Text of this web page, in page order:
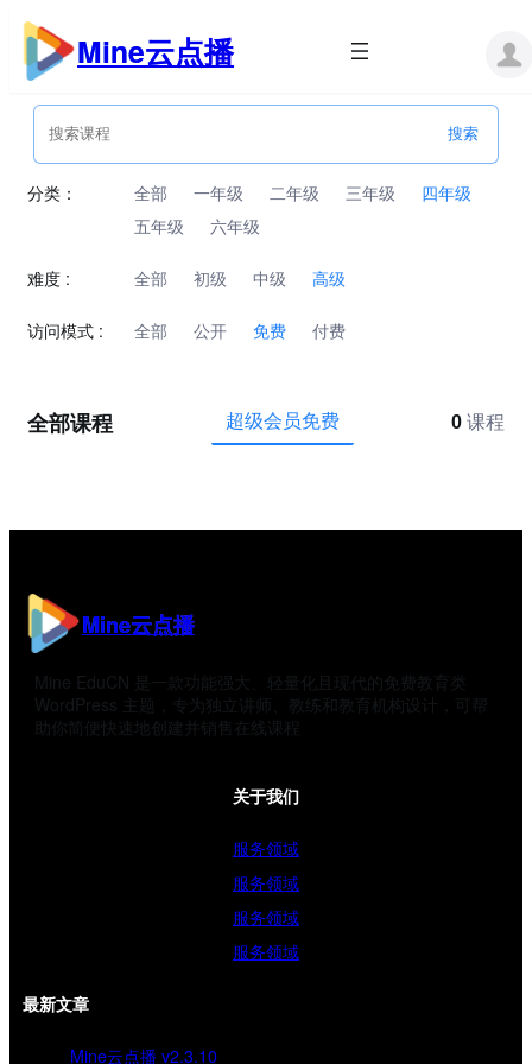
跳
内
Mine云点播
分类： 全部 一年级 二年级 三年级
四年级
五年级
六年级
难度 : 全部 初级 中级 高级
访问模式 : 全部 公开 免费 付费
全部课程 超级会员免费 0 课程
Mine云点播
Mine EduCN 是一款功能强大、轻量化且现代的免费教育类
WordPress 主题，专为独立讲师、教练和教育机构设计，可帮
助你简便快速地创建并销售在线课程
关于我们
服务领域
服务领域
服务领域
服务领域
最新文章
Mine云点播 v2.3.10